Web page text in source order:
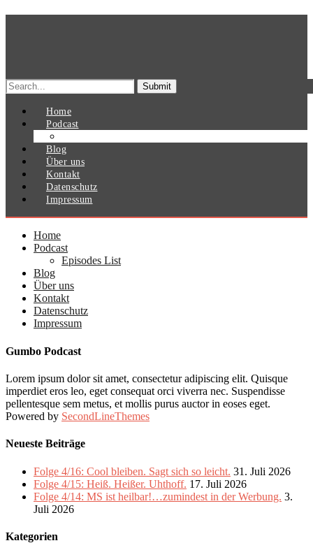
Search
for:
Home
Podcast
Blog
Über uns
Kontakt
Datenschutz
Impressum
Home
Podcast
Episodes List
Blog
Über uns
Kontakt
Datenschutz
Impressum
Gumbo Podcast
Lorem ipsum dolor sit amet, consectetur adipiscing elit. Quisque
imperdiet eros leo, eget consequat orci viverra nec. Suspendisse
pellentesque sem metus, et mollis purus auctor in eoses eget.
Powered by SecondLineThemes
Neueste Beiträge
Folge 4/16: Cool bleiben. Sagt sich so leicht. 31. Juli 2026
Folge 4/15: Heiß. Heißer. Uhthoff. 17. Juli 2026
Folge 4/14: MS ist heilbar!…zumindest in der Werbung. 3.
Juli 2026
Kategorien